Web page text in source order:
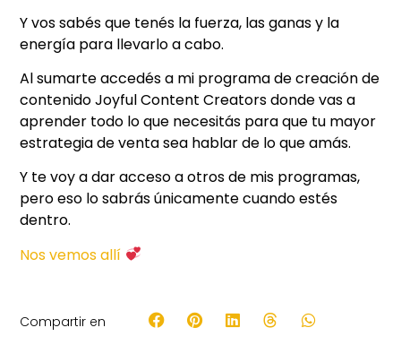
Y vos sabés que tenés la fuerza, las ganas y la
energía para llevarlo a cabo.
Al sumarte accedés a mi programa de creación de
contenido Joyful Content Creators donde vas a
aprender todo lo que necesitás para que tu mayor
estrategia de venta sea hablar de lo que amás.
Y te voy a dar acceso a otros de mis programas,
pero eso lo sabrás únicamente cuando estés
dentro.
Nos vemos allí
Compartir en